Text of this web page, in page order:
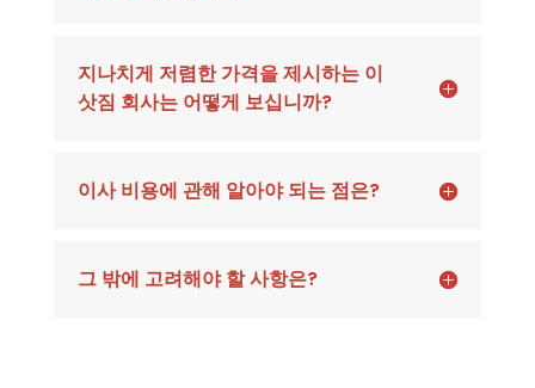
지나치게 저렴한 가격을 제시하는 이
삿짐 회사는 어떻게 보십니까?
이사 비용에 관해 알아야 되는 점은?
그 밖에 고려해야 할 사항은?